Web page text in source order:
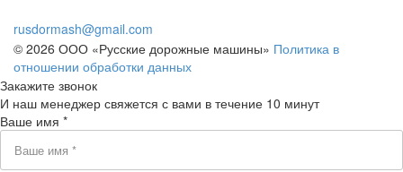
rusdormash@gmail.com
© 2026 ООО «Русские дорожные машины» Политика в
отношении обработки данных
Закажите звонок
И наш менеджер свяжется с вами в течение 10 минут
Ваше имя *